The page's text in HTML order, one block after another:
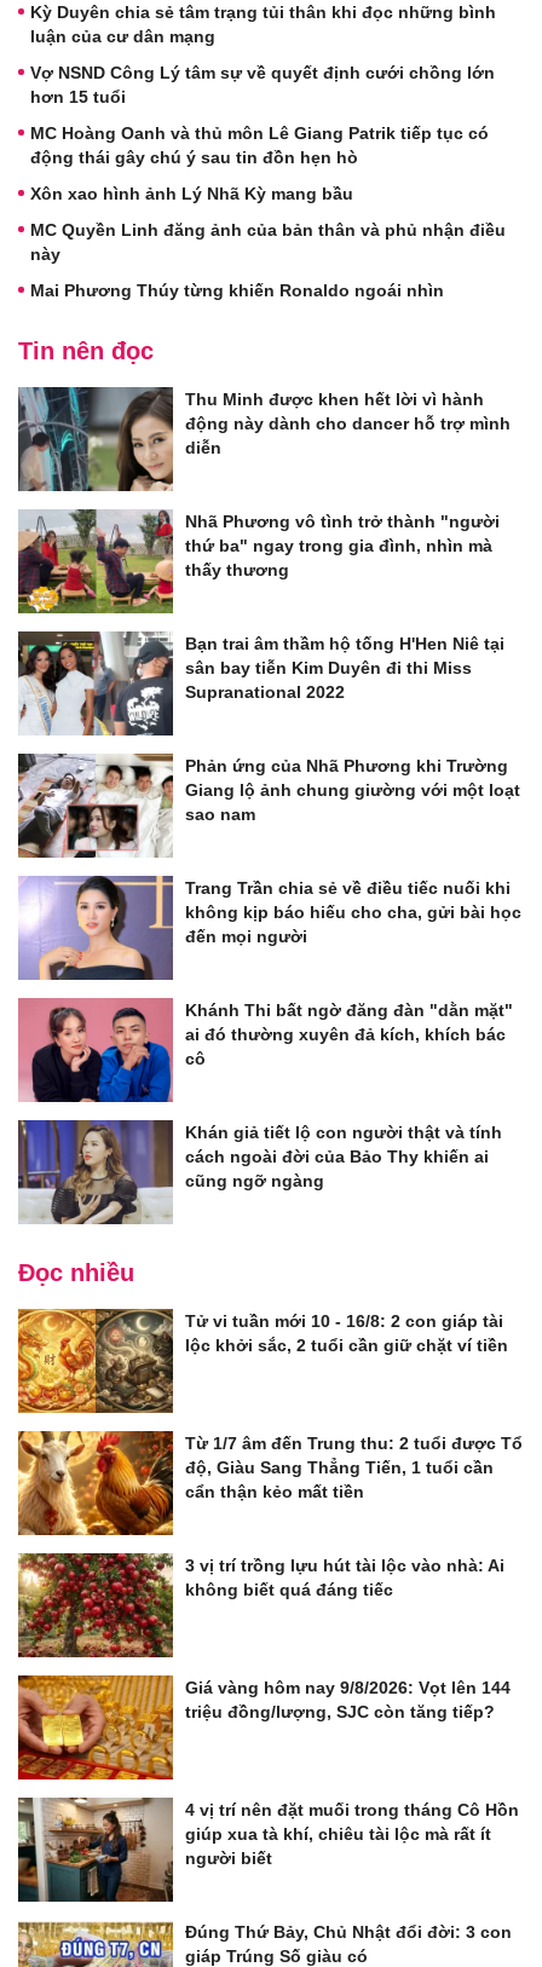
Kỳ Duyên chia sẻ tâm trạng tủi thân khi đọc những bình
luận của cư dân mạng
Vợ NSND Công Lý tâm sự về quyết định cưới chồng lớn
hơn 15 tuổi
MC Hoàng Oanh và thủ môn Lê Giang Patrik tiếp tục có
động thái gây chú ý sau tin đồn hẹn hò
Xôn xao hình ảnh Lý Nhã Kỳ mang bầu
MC Quyền Linh đăng ảnh của bản thân và phủ nhận điều
này
Mai Phương Thúy từng khiến Ronaldo ngoái nhìn
Tin nên đọc
Thu Minh được khen hết lời vì hành
động này dành cho dancer hỗ trợ mình
diễn
Nhã Phương vô tình trở thành "người
thứ ba" ngay trong gia đình, nhìn mà
thấy thương
Bạn trai âm thầm hộ tống H'Hen Niê tại
sân bay tiễn Kim Duyên đi thi Miss
Supranational 2022
Phản ứng của Nhã Phương khi Trường
Giang lộ ảnh chung giường với một loạt
sao nam
Trang Trần chia sẻ về điều tiếc nuối khi
không kịp báo hiếu cho cha, gửi bài học
đến mọi người
Khánh Thi bất ngờ đăng đàn "dằn mặt"
ai đó thường xuyên đả kích, khích bác
cô
Khán giả tiết lộ con người thật và tính
cách ngoài đời của Bảo Thy khiến ai
cũng ngỡ ngàng
Đọc nhiều
Tử vi tuần mới 10 - 16/8: 2 con giáp tài
lộc khởi sắc, 2 tuổi cần giữ chặt ví tiền
Từ 1/7 âm đến Trung thu: 2 tuổi được Tổ
độ, Giàu Sang Thẳng Tiến, 1 tuổi cần
cẩn thận kẻo mất tiền
3 vị trí trồng lựu hút tài lộc vào nhà: Ai
không biết quá đáng tiếc
Giá vàng hôm nay 9/8/2026: Vọt lên 144
triệu đồng/lượng, SJC còn tăng tiếp?
4 vị trí nên đặt muối trong tháng Cô Hồn
giúp xua tà khí, chiêu tài lộc mà rất ít
người biết
Đúng Thứ Bảy, Chủ Nhật đổi đời: 3 con
giáp Trúng Số giàu có